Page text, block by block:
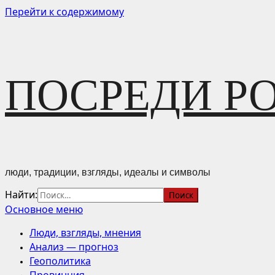
Перейти к содержимому
ПОСРЕДИ
люди, традиции, взгляды, идеалы и символы
Найти:
Основное меню
Люди, взгляды, мнения
Анализ — прогноз
Геополитика